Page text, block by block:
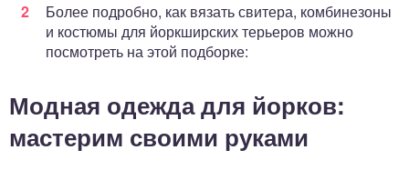
Более подробно, как вязать свитера, комбинезоны
и костюмы для йоркширских терьеров можно
посмотреть на этой подборке:
Модная одежда для йорков:
мастерим своими руками